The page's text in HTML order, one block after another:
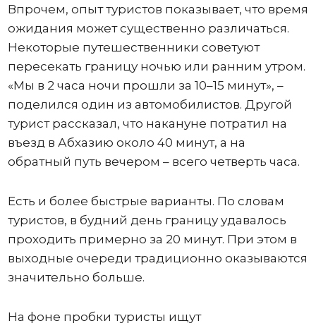
Впрочем, опыт туристов показывает, что время
ожидания может существенно различаться.
Некоторые путешественники советуют
пересекать границу ночью или ранним утром.
«Мы в 2 часа ночи прошли за 10–15 минут», –
поделился один из автомобилистов. Другой
турист рассказал, что накануне потратил на
въезд в Абхазию около 40 минут, а на
обратный путь вечером – всего четверть часа.
Есть и более быстрые варианты. По словам
туристов, в будний день границу удавалось
проходить примерно за 20 минут. При этом в
выходные очереди традиционно оказываются
значительно больше.
На фоне пробки туристы ищут